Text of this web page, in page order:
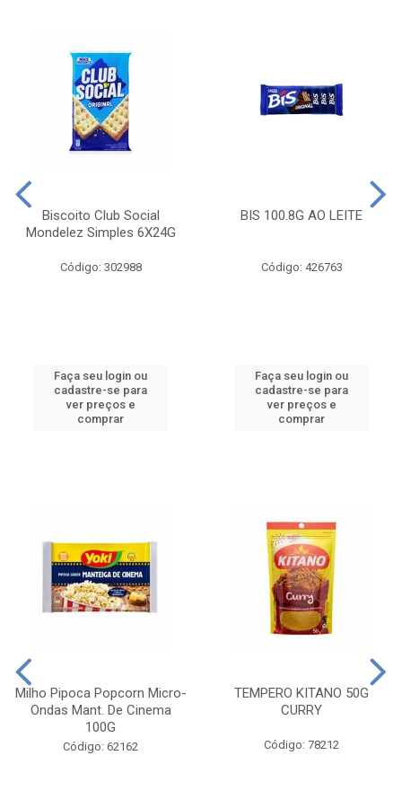
Biscoito Club Social
Mondelez Simples 6X24G
Código: 302988
Faça seu login ou
cadastre-se para
ver preços e
comprar
BIS 100.8G AO LEITE
Código: 426763
Faça seu login ou
cadastre-se para
ver preços e
comprar
Milho Pipoca Popcorn Micro-
Ondas Mant. De Cinema
100G
Código: 62162
TEMPERO KITANO 50G
CURRY
Código: 78212